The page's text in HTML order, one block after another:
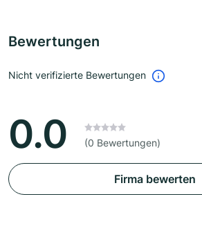
Bewertungen
Nicht verifizierte Bewertungen
0.0 (0 Bewertungen)
Firma bewerten